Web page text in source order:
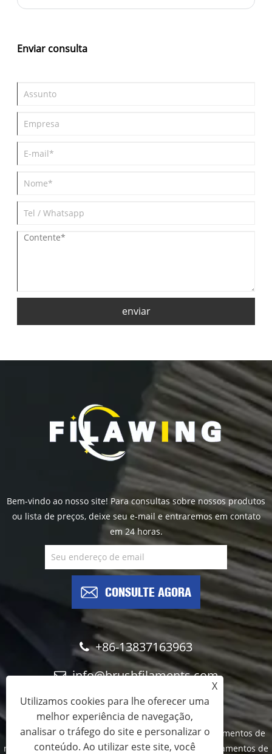
Enviar consulta
enviar
Bem-vindo ao nosso site! Para consultas sobre nossos produtos
ou lista de preços, deixe seu e-mail e entraremos em contato
em 24 horas.
CONSULTE AGORA
+86-13837163963
info@brushfilaments.com
Copyright © 2023 Filawing Industry Co., Limited - Filamentos de
nylon abrasivos, filamentos de carboneto de silício, filamentos de
X
Utilizamos cookies para lhe oferecer uma
melhor experiência de navegação,
analisar o tráfego do site e personalizar o
conteúdo. Ao utilizar este site, você